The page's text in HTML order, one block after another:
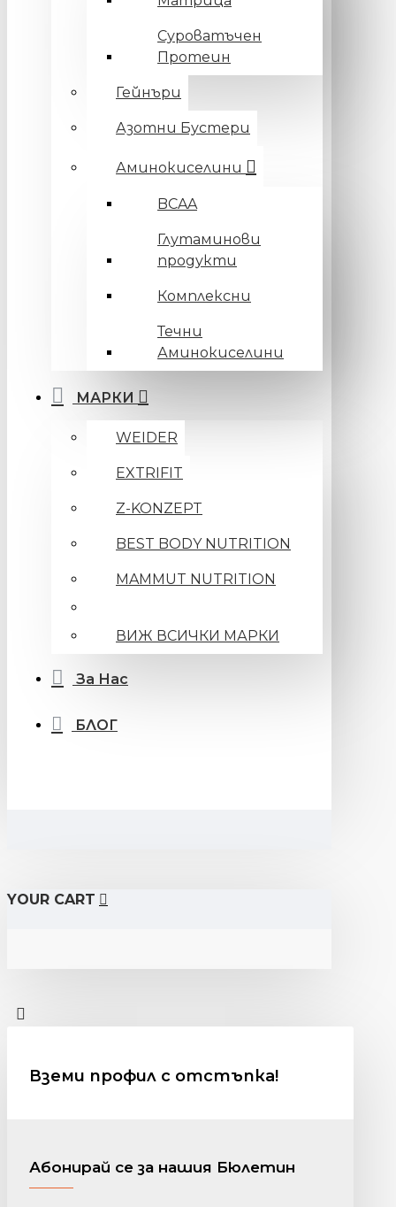
Суроватъчен
Протеин
Гейнъри
Азотни Бустери
Аминокиселини
BCAA
Глутаминови
продукти
Комплексни
Течни
Аминокиселини
МАРКИ
WEIDER
EXTRIFIT
Z-KONZEPT
BEST BODY NUTRITION
MAMMUT NUTRITION
ВИЖ ВСИЧКИ МАРКИ
За Нас
БЛОГ
YOUR CART
Вземи профил с отстъпка!
Абонирай се за нашия Бюлетин